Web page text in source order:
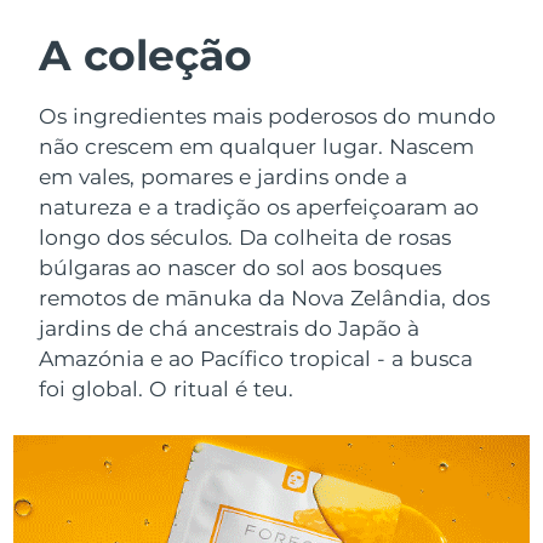
A coleção
Os ingredientes mais poderosos do mundo
não crescem em qualquer lugar. Nascem
em vales, pomares e jardins onde a
natureza e a tradição os aperfeiçoaram ao
longo dos séculos. Da colheita de rosas
búlgaras ao nascer do sol aos bosques
remotos de mānuka da Nova Zelândia, dos
jardins de chá ancestrais do Japão à
Amazónia e ao Pacífico tropical - a busca
foi global. O ritual é teu.
Limpeza facial
LUNA™ 4 kit
Anti-aging massage
LUNA™ 4 Plus
Massage, LED heating
LUNA™ 4 Men
For men, anti-aging massage
Lifting facial
BEAR™ 2 kit
Microcurrent toning
BEAR™ 2 go
Microcurrent toning on-the-go
BEAR™ 2 eyes & lips
Microcurrent line smoothing device
Hidratação
UFO™ 3 kit
Deep facial hydration
UFO™ 3 LED
Near-infrared and red light therapy
device
Cuidado oral
issa™ 4
Hybrid silicone sonic toothbrush
issa™ 4 plus
Smart hybrid silicone sonic toothbrush
TRATAMENTO ANTIENVELHECIMENTO
FAQ™
Antienvelhecimento Tratamentos LED
Áustria
Bélgica Entrega prevista8/9/26
Bermudas Entrega prevista8/15/26
Bósnia e
Herzegovina
Entrega prevista
Brunei Entrega prevista
Bulgária
Canadá Entrega prevista8/13/26
Chile Entrega prevista8/13/26